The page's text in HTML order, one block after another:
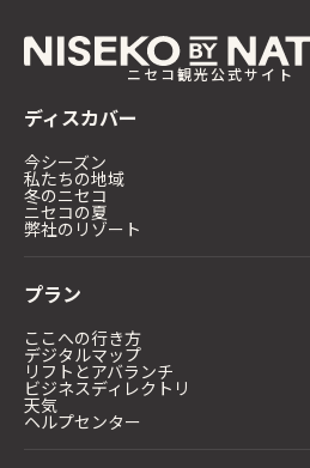
ニセコ観光公式サイト
ディスカバー
今シーズン
私たちの地域
冬のニセコ
ニセコの夏
弊社のリゾート
プラン
ここへの行き方
デジタルマップ
リフトとアバランチ
ビジネスディレクトリ
天気
ヘルプセンター